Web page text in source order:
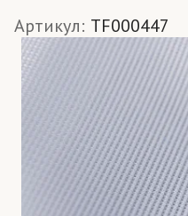
Артикул: TF000447